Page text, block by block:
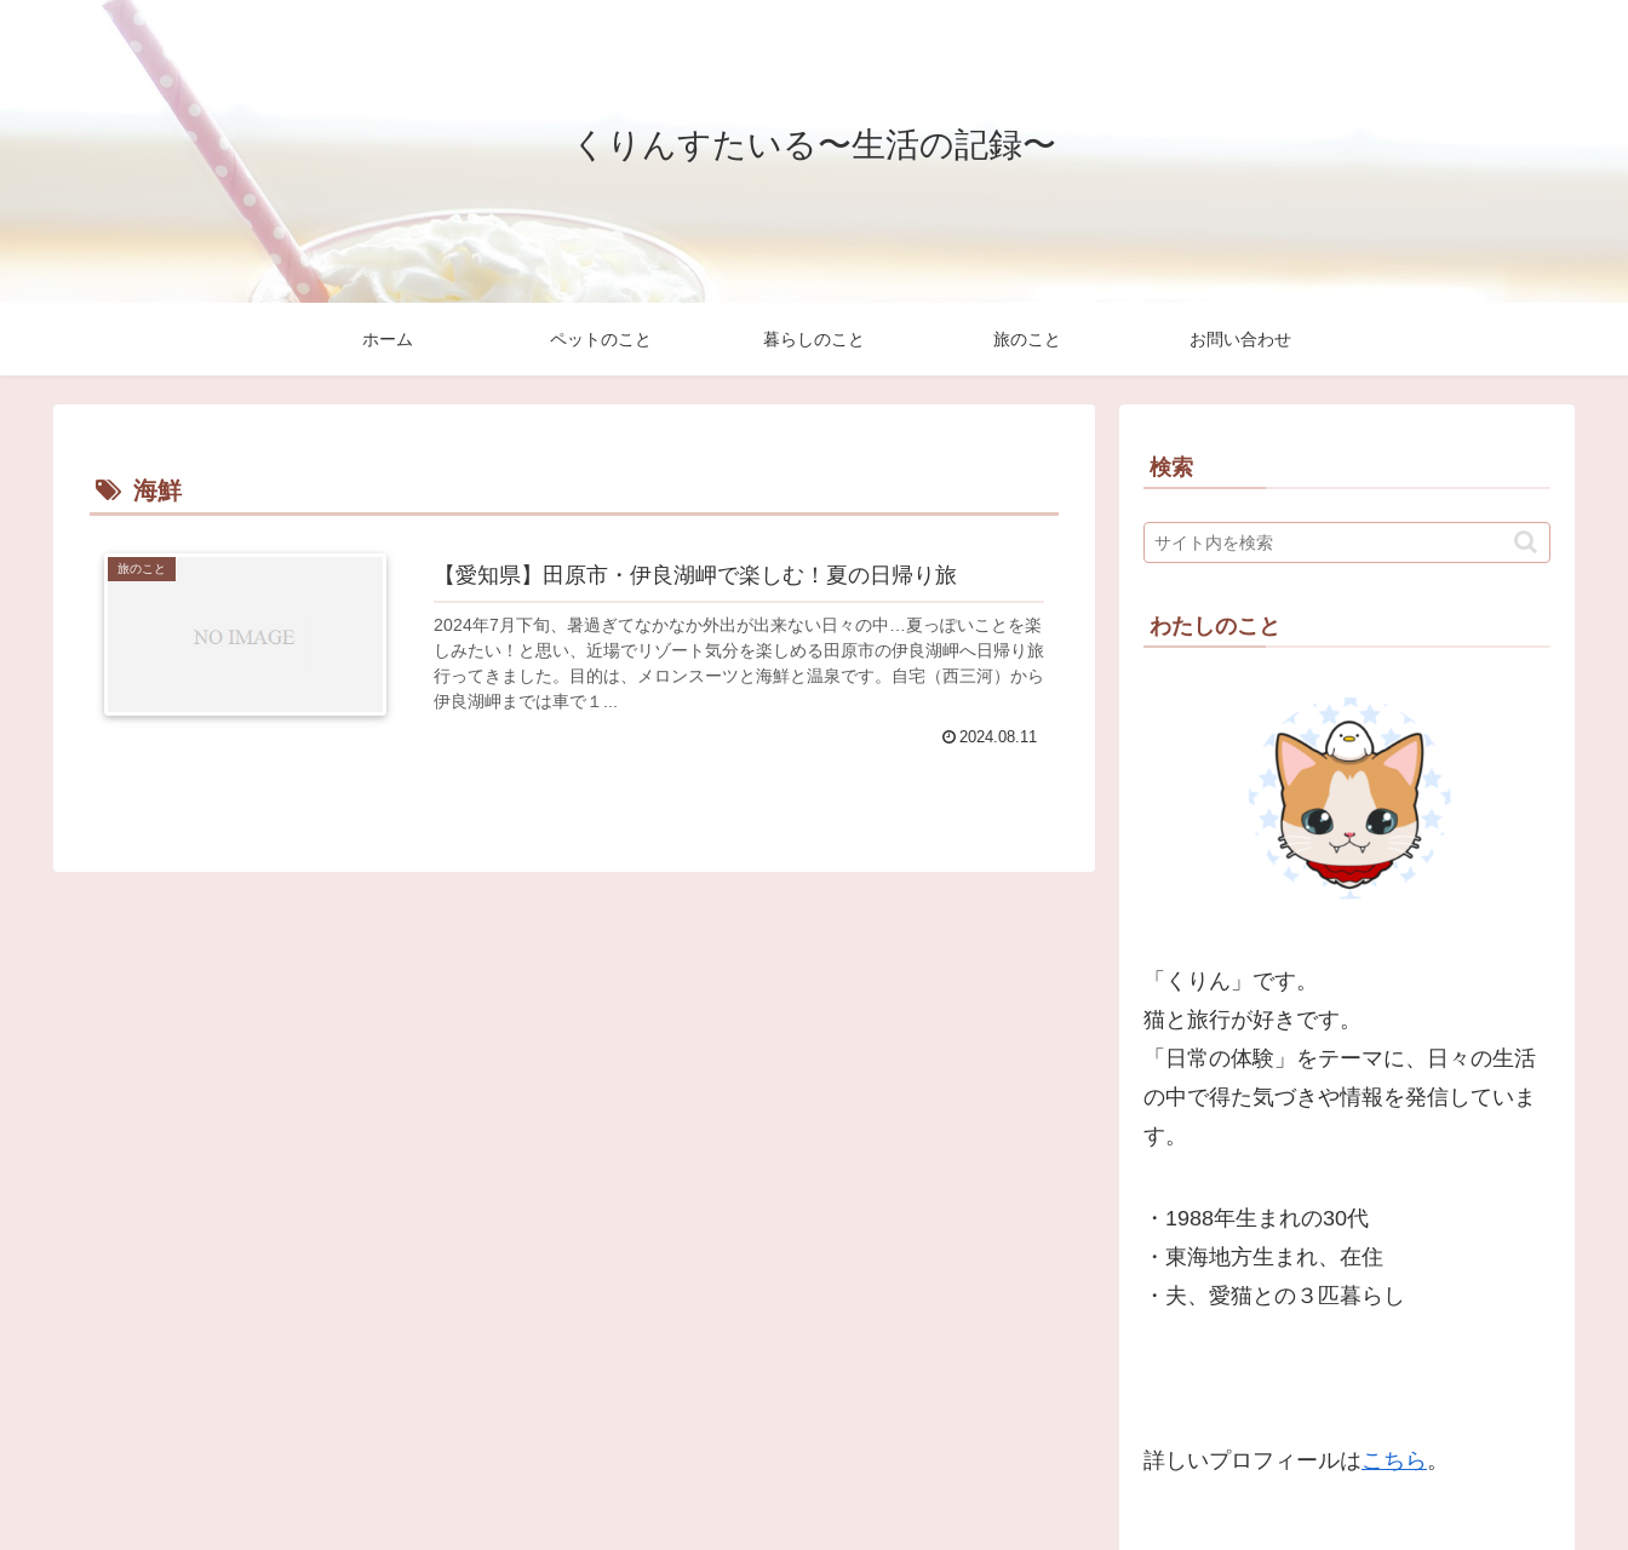
くりんすたいる〜生活の記録〜
ホーム ペットのこと 暮らしのこと 旅のこと お問い合わせ
海鮮
旅のこと 【愛知県】田原市・伊良湖岬で楽しむ！夏の日帰り旅
2024年7月下旬、暑過ぎてなかなか外出が出来ない日々の中…夏っぽいことを楽
しみたい！と思い、近場でリゾート気分を楽しめる田原市の伊良湖岬へ日帰り旅
行ってきました。目的は、メロンスーツと海鮮と温泉です。自宅（西三河）から
伊良湖岬までは車で１...
2024.08.11
検索
わたしのこと
「くりん」です。
猫と旅行が好きです。
「日常の体験」をテーマに、日々の生活
の中で得た気づきや情報を発信していま
す。
・1988年生まれの30代
・東海地方生まれ、在住
・夫、愛猫との３匹暮らし
詳しいプロフィールはこちら 。